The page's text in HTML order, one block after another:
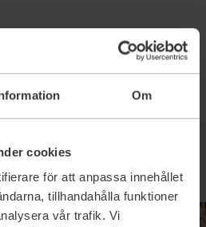
Om
cookies
för att anpassa innehållet
tillhandahålla funktioner
vår trafik. Vi
pass
Multifys